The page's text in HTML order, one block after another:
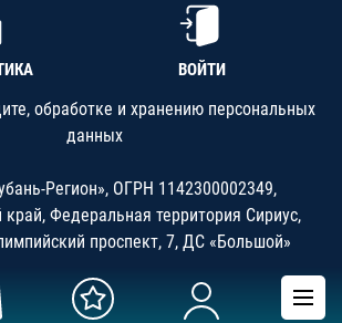
ВОЙТИ
обработке и хранению персональных
данных
Регион», ОГРН 1142300002349,
край, Федеральная территория Сириус,
проспект, 7, ДС «Большой»